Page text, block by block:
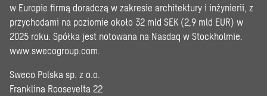
w Europie firmą doradczą w zakresie architektury i inżynierii, z
przychodami na poziomie około 32 mld SEK (2,9 mld EUR) w
2025 roku. Spółka jest notowana na Nasdaq w Stockholmie.
www.swecogroup.com
Sweco Polska sp. z o.o.
Franklina Roosevelta 22